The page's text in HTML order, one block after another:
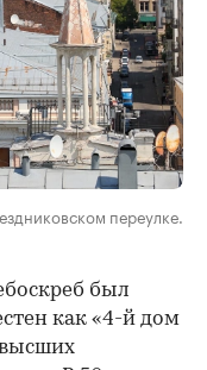
переулке.
был
как «4-й дом